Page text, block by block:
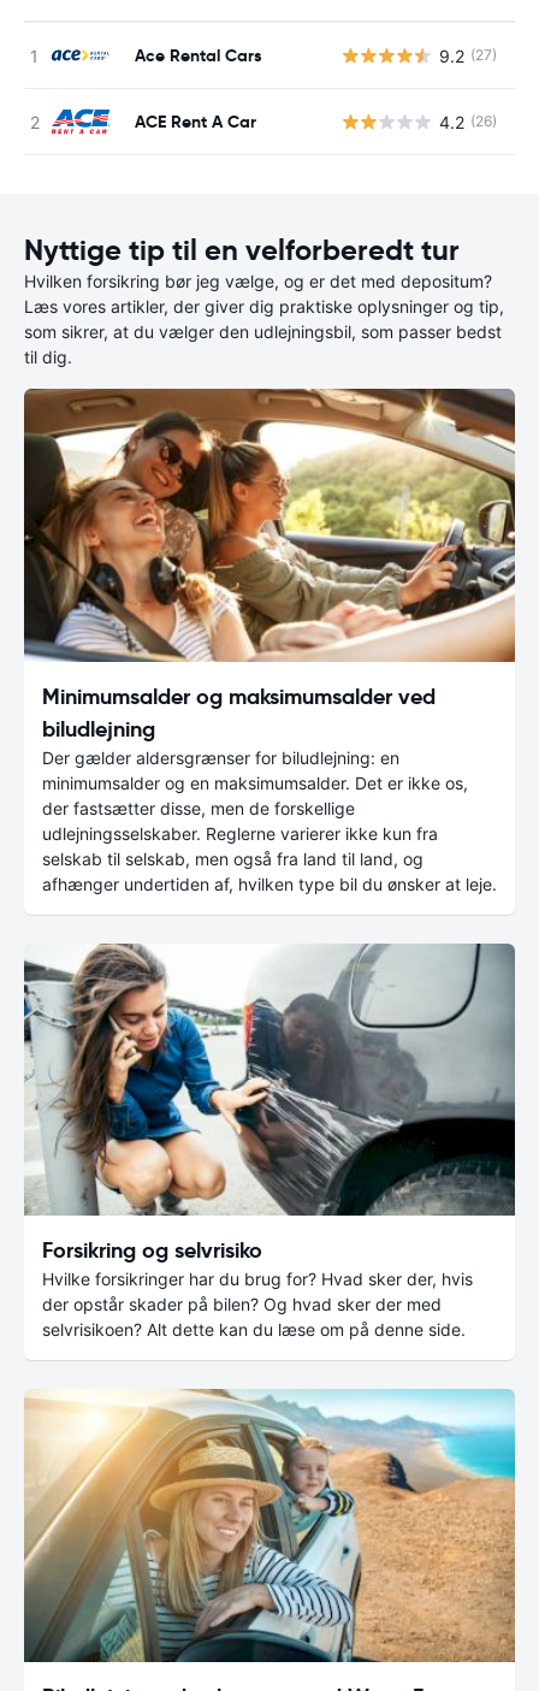
Ace Rental Cars 9.2 (27)
ACE Rent A Car 4.2 (26)
Nyttige tip til en velforberedt tur
Hvilken forsikring bør jeg vælge, og er det med depositum?
Læs vores artikler, der giver dig praktiske oplysninger og tip,
som sikrer, at du vælger den udlejningsbil, som passer bedst
til dig.
Minimumsalder og maksimumsalder ved
biludlejning
Der gælder aldersgrænser for biludlejning: en
minimumsalder og en maksimumsalder. Det er ikke os,
der fastsætter disse, men de forskellige
udlejningsselskaber. Reglerne varierer ikke kun fra
selskab til selskab, men også fra land til land, og
afhænger undertiden af, hvilken type bil du ønsker at leje.
Forsikring og selvrisiko
Hvilke forsikringer har du brug for? Hvad sker der, hvis
der opstår skader på bilen? Og hvad sker der med
selvrisikoen? Alt dette kan du læse om på denne side.